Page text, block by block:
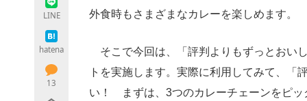
LINE
hatena
13
外食時もさまざまなカレーを楽しめます。
そこで今回は、「評判よりもずっとおい
トを実施します。実際に利用してみて、「
い！ まずは、3つのカレーチェーンをピッ